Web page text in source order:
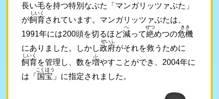
長い毛を持つ特別なぶた「マンガリッツァぶた」
が飼育
しいく
されています。マンガリッツァぶたは、
1991年には200頭を切るほど減
へ
って絶
ぜつ
めつの危機
きき
にありました。しかし政府
せいふ
がそれを救うために
飼育
しいく
を管理し、数を増
ふ
やすことができ、2004年に
は「国宝
こくほう
」に指定されました。